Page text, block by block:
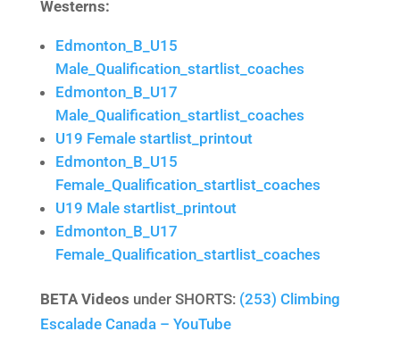
Westerns:
Edmonton_B_U15
Male_Qualification_startlist_coaches
Edmonton_B_U17
Male_Qualification_startlist_coaches
U19 Female startlist_printout
Edmonton_B_U15
Female_Qualification_startlist_coaches
U19 Male startlist_printout
Edmonton_B_U17
Female_Qualification_startlist_coaches
BETA Videos under SHORTS: (253) Climbing
Escalade Canada – YouTube